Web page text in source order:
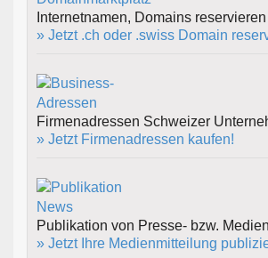
Internetnamen, Domains
» Jetzt .ch oder .swiss Domain
Firmenadressen Schweizer
» Jetzt Firmenadressen kaufen!
Publikation von Presse- bzw.
» Jetzt Ihre Medienmitteilung